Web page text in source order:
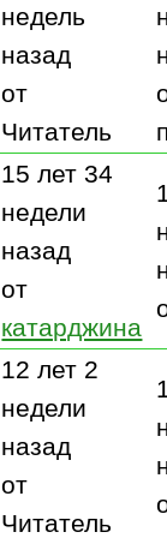
недель
назад
от
Читатель
15 лет 34
недели
назад
от
катарджина
12 лет 2
недели
назад
от
Читатель